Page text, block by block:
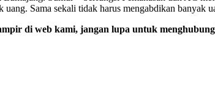
uang. Sama sekali tidak harus mengabdikan banyak
di web kami, jangan lupa untuk